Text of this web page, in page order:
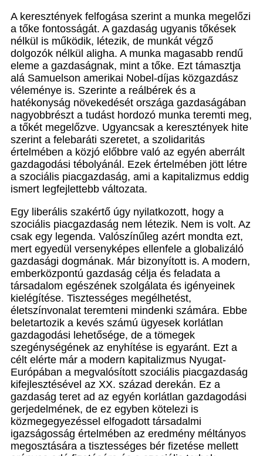
A keresztények felfogása szerint a munka megelőzi
a tőke fontosságát. A gazdaság ugyanis tőkések
nélkül is működik, létezik, de munkát végző
dolgozók nélkül aligha. A munka magasabb rendű
eleme a gazdaságnak, mint a tőke. Ezt támasztja
alá Samuelson amerikai Nobel-díjas közgazdász
véleménye is. Szerinte a reálbérek és a
hatékonyság növekedését országa gazdaságában
nagyobbrészt a tudást hordozó munka teremti meg,
a tőkét megelőzve. Ugyancsak a keresztények hite
szerint a felebaráti szeretet, a szolidaritás
értelmében a közjó előbbre való az egyén aberrált
gazdagodási tébolyánál. Ezek értelmében jött létre
a szociális piacgazdaság, ami a kapitalizmus eddig
ismert legfejlettebb változata.
Egy liberális szakértő úgy nyilatkozott, hogy a
szociális piacgazdaság nem létezik. Nem is volt. Az
csak egy legenda. Valószínűleg azért mondta ezt,
mert egyedül versenyképes ellenfele a globalizáló
gazdasági dogmának. Már bizonyított is. A modern,
emberközpontú gazdaság célja és feladata a
társadalom egészének szolgálata és igényeinek
kielégítése. Tisztességes megélhetést,
életszínvonalat teremteni mindenki számára. Ebbe
beletartozik a kevés számú ügyesek korlátlan
gazdagodási lehetősége, de a tömegek
szegénységének az enyhítése is egyaránt. Ezt a
célt elérte már a modern kapitalizmus Nyugat-
Európában a megvalósított szociális piacgazdaság
kifejlesztésével az XX. század derekán. Ez a
gazdaság teret ad az egyén korlátlan gazdagodási
gerjedelmének, de ez egyben kötelezi is
közmegegyezéssel elfogadott társadalmi
igazságosság értelmében az eredmény méltányos
megosztására a tisztességes bér fizetése mellett